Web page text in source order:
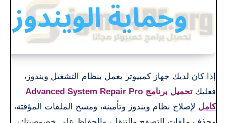
إذا كان لديك جهاز كمبيوتر يعمل بنظام التشغيل ويندوز،
فعليك
تحميل برنامج Advanced System Repair Pro
كامل لإصلاح نظام ويندوز وتأمينه، ومسح الملفات المؤقتة،